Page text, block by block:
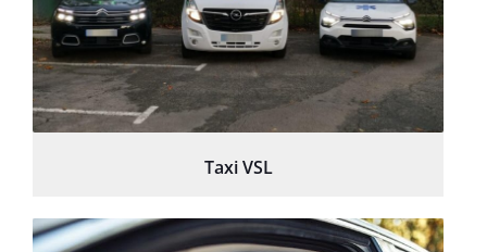
Taxi VSL